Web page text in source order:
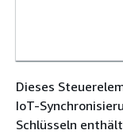
Dieses
IoT-
Schlüsseln